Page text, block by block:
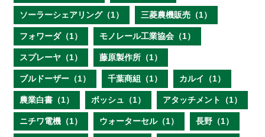
ソーラーシェアリング（1） 三菱農機販売（1）
フォワーダ（1） モノレール工業協会（1）
スプレーヤ（1） 藤原製作所（1）
ブルドーザー（1） 千葉商組（1） カルイ（1）
農業白書（1） ボッシュ（1） アタッチメント（1）
ニチワ電機（1） ウォーターセル（1） 長野（1）